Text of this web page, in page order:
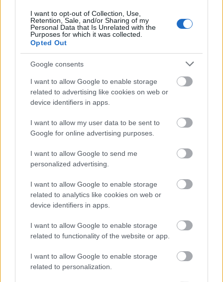
I want to opt-out of Collection, Use,
Retention, Sale, and/or Sharing of my
Personal Data that Is Unrelated with the
Purposes for which it was collected.
Opted Out
Google consents
I want to allow Google to enable storage
related to advertising like cookies on web or
device identifiers in apps.
I want to allow my user data to be sent to
Google for online advertising purposes.
I want to allow Google to send me
personalized advertising.
I want to allow Google to enable storage
related to analytics like cookies on web or
device identifiers in apps.
I want to allow Google to enable storage
related to functionality of the website or app.
I want to allow Google to enable storage
related to personalization.
AZ EMBERSÉG ÜNNEPE
EGY VÁLOGATOTT TÁRSASÁGRA”
POGÁNY INDULÓ MEGHÓDÍTJA EURÓPÁT - JÖN